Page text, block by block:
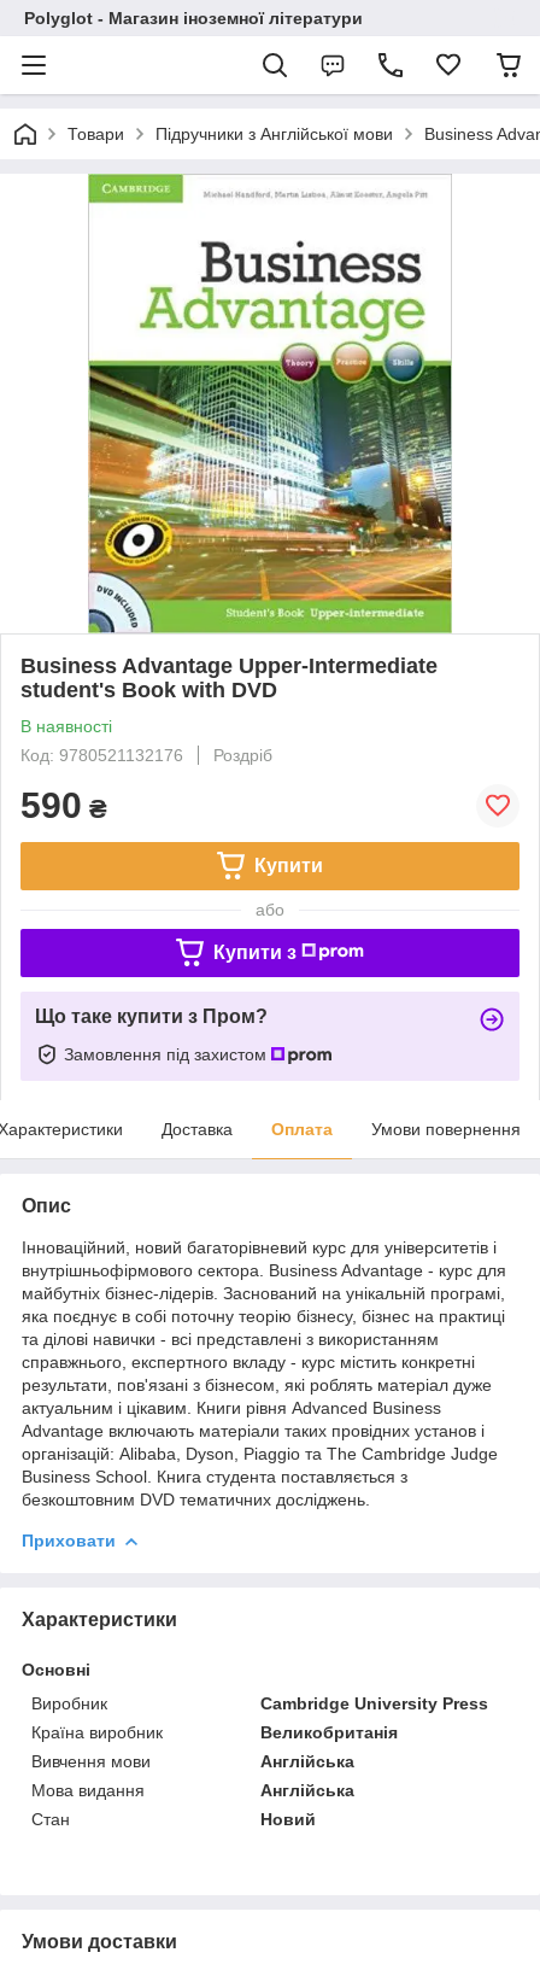
Polyglot - Магазин іноземної літератури
Товари Підручники з Англійської мови Business
Business Advantage Upper-Intermediate
student's Book with DVD
В наявності
Код: 9780521132176
Роздріб
590 ₴
Купити
або
Купити з
Що таке купити з Пром?
Замовлення під захистом
Доставка Оплата Умови повернення
Опис
Інноваційний, новий багаторівневий курс для університетів і
внутрішньофірмового сектора. Business Advantage - курс для
майбутніх бізнес-лідерів. Заснований на унікальній програмі,
яка поєднує в собі поточну теорію бізнесу, бізнес на практиці
та ділові навички - всі представлені з використанням
справжнього, експертного вкладу - курс містить конкретні
результати, пов'язані з бізнесом, які роблять матеріал дуже
актуальним і цікавим. Книги рівня Advanced Business
Advantage включають матеріали таких провідних установ і
організацій: Alibaba, Dyson, Piaggio та The Cambridge Judge
Business School. Книга студента поставляється з
безкоштовним DVD тематичних досліджень.
Приховати
Характеристики
Основні
Виробник
Cambridge University Press
Країна виробник
Великобританія
Вивчення мови
Англійська
Мова видання
Англійська
Стан
Новий
Умови доставки